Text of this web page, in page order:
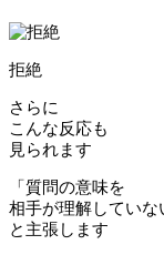
拒絶
さらに
こんな反応も
見られます
「質問の意味を
相手が理解していな
と主張します